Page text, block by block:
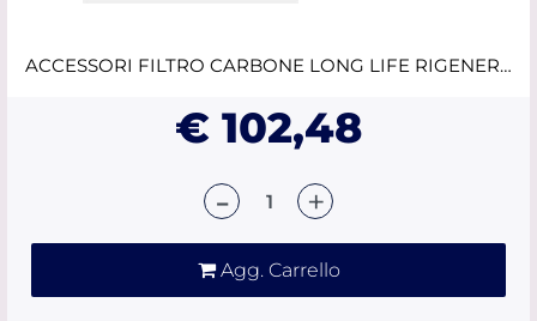
ACCESSORI FILTRO CARBONE LONG LIFE RIGENERABILE MOD.57 ELICA
€ 102,48
Agg. Carrello